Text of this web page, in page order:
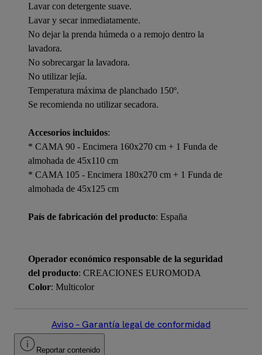
Lavar con detergente suave.
Lavar y secar inmediatamente.
No dejar la prenda húmeda o a remojo dentro la
lavadora.
No sobrecargar la lavadora.
No utilizar lejía.
Temperatura máxima de planchado 150º.
Se recomienda no utilizar secadora.
Accesorios incluidos:
* CAMA 90 - Encimera 160x270 cm + 1 Funda de
almohada de 45x110 cm
* CAMA 105 - Encimera 180x270 cm + 1 Funda de
almohada de 45x125 cm
País de fabricación del producto: España
Operador económico responsable de la seguridad
del producto: CREACIONES EUROMODA
Color: Multicolor
Aviso – Garantía legal de conformidad
Reportar contenido